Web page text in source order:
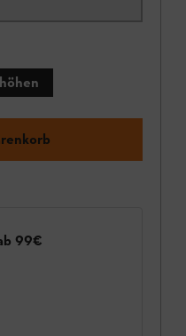
99€